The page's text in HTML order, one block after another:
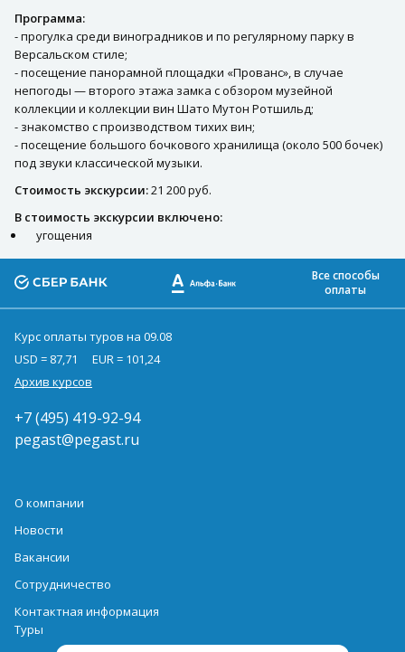
Программа:
- прогулка среди виноградников и по регулярному парку в
Версальском стиле;
- посещение панорамной площадки «Прованс», в случае
непогоды — второго этажа замка с обзором музейной
коллекции и коллекции вин Шато Мутон Ротшильд;
- знакомство с производством тихих вин;
- посещение большого бочкового хранилища (около 500 бочек)
под звуки классической музыки.
Стоимость экскурсии:21 200 руб.
В стоимость экскурсии включено:
угощения
Все способы
оплаты
Курс оплаты туров на 09.08
USD = 87,71
EUR = 101,24
Архив курсов
+7 (495) 419-92-94
pegast@pegast.ru
О компании
Новости
Вакансии
Сотрудничество
Контактная информация
Туры